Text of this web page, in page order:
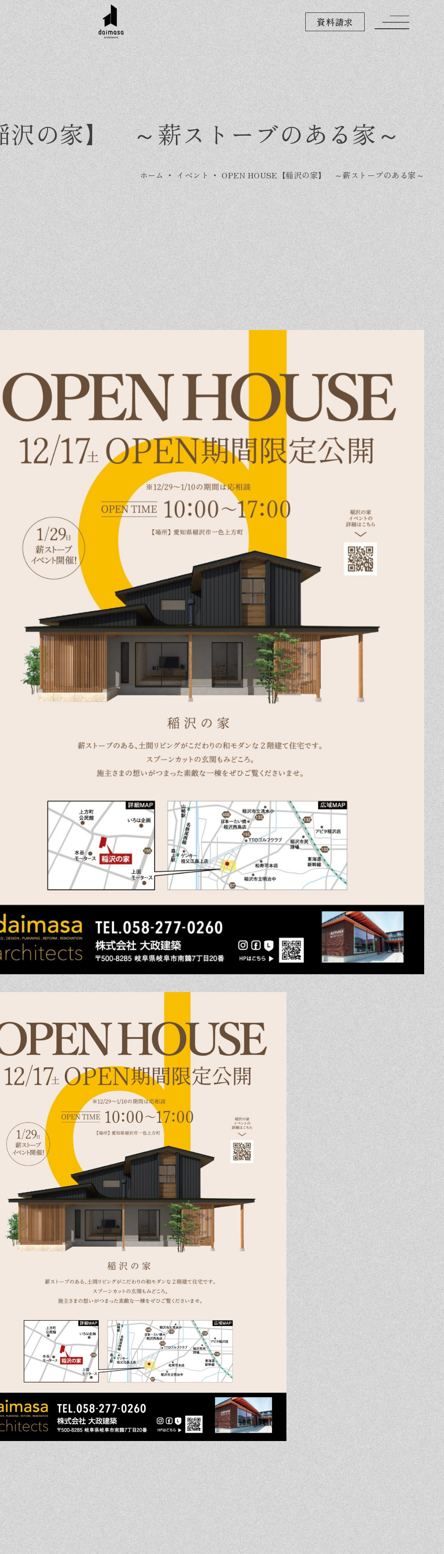
資料請求
沢の家】 ～薪ストーブのある家～
ホーム・イベント ・OPEN HOUSE【稲沢の家】 ～薪ストーブのある家～
customer
績
イル集
ントを探す
に相談会
ある質問
様の声
辞典
Topics
お知らせ
イベント
Company
会社概要
スタッフ紹介
採用情報
Contact
資料請求
お問い合わせ
Event Contact